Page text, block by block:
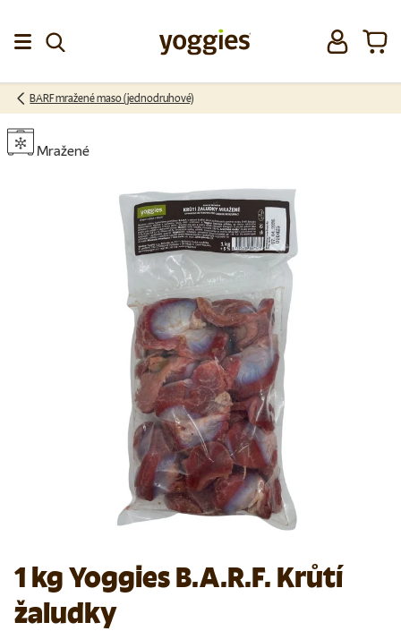
Přeskočit na obsah
Přihlásit se
BARF mražené maso (jednodruhové)
Mražené
1 kg Yoggies B.A.R.F. Krůtí
žaludky